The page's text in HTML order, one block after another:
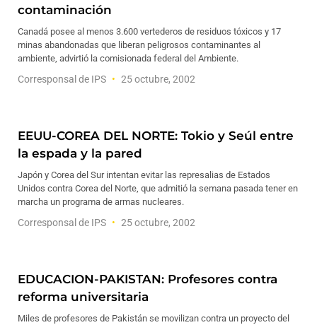
contaminación
Canadá posee al menos 3.600 vertederos de residuos tóxicos y 17
minas abandonadas que liberan peligrosos contaminantes al
ambiente, advirtió la comisionada federal del Ambiente.
Corresponsal de IPS 25 octubre, 2002
EEUU-COREA DEL NORTE: Tokio y Seúl entre
la espada y la pared
Japón y Corea del Sur intentan evitar las represalias de Estados
Unidos contra Corea del Norte, que admitió la semana pasada tener en
marcha un programa de armas nucleares.
Corresponsal de IPS 25 octubre, 2002
EDUCACION-PAKISTAN: Profesores contra
reforma universitaria
Miles de profesores de Pakistán se movilizan contra un proyecto del